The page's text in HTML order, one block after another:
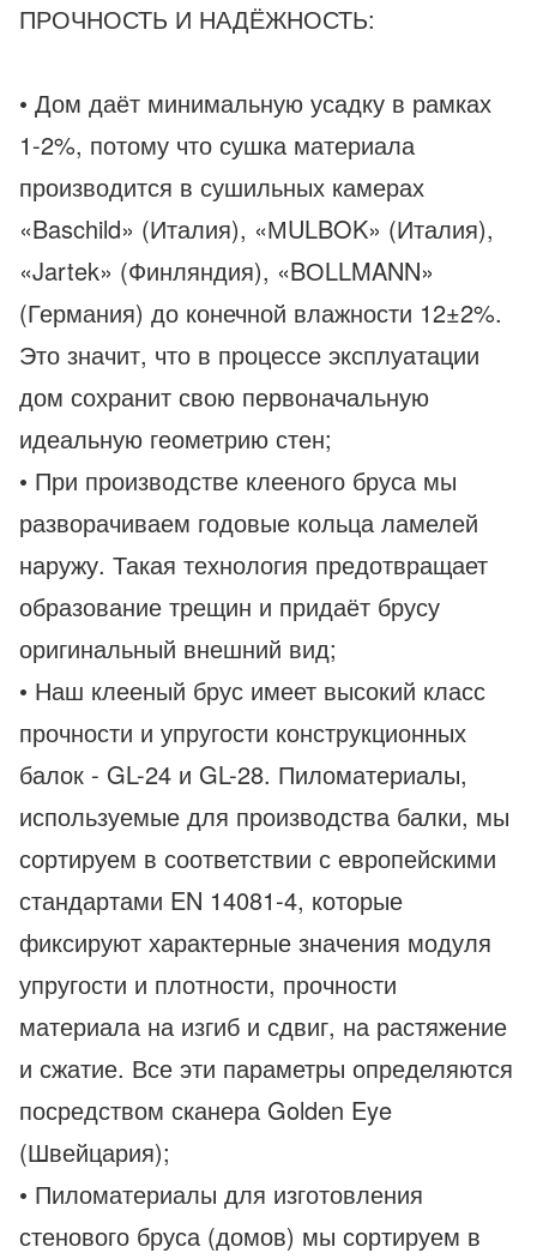
ПРОЧНОСТЬ И НАДЁЖНОСТЬ:
• Дом даёт минимальную усадку в рамках
1-2%, потому что сушка материала
производится в сушильных камерах
«Baschild» (Италия), «МULBOK» (Италия),
«Jartek» (Финляндия), «BОLLMANN»
(Германия) до конечной влажности 12±2%.
Это значит, что в процессе эксплуатации
дом сохранит свою первоначальную
идеальную геометрию стен;
• При производстве клееного бруса мы
разворачиваем годовые кольца ламелей
наружу. Такая технология предотвращает
образование трещин и придаёт брусу
оригинальный внешний вид;
• Наш клееный брус имеет высокий класс
прочности и упругости конструкционных
балок - GL-24 и GL-28. Пиломатериалы,
используемые для производства балки, мы
сортируем в соответствии с европейскими
стандартами EN 14081-4, которые
фиксируют характерные значения модуля
упругости и плотности, прочности
материала на изгиб и сдвиг, на растяжение
и сжатие. Все эти параметры определяются
посредством сканера Golden Eye
(Швейцария);
• Пиломатериалы для изготовления
стенового бруса (домов) мы сортируем в